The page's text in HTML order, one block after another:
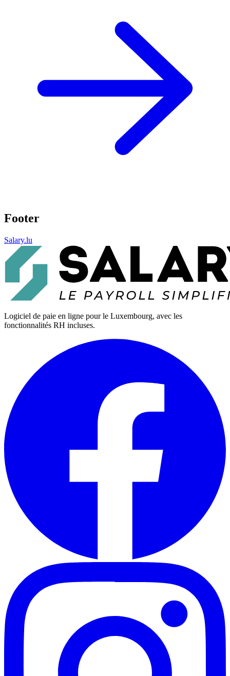
Footer
Salary.lu
Logiciel de paie en ligne pour le Luxembourg, avec les
fonctionnalités RH incluses.